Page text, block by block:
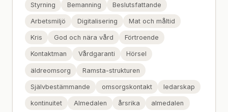
Styrning Bemanning Beslutsfattande
Arbetsmiljö Digitalisering Mat och måltid
Kris God och nära vård Förtroende
Kontaktman Vårdgaranti Hörsel
äldreomsorg Ramsta-strukturen
Självbestämmande omsorgskontakt ledarskap
kontinuitet Almedalen årsrika almedalen